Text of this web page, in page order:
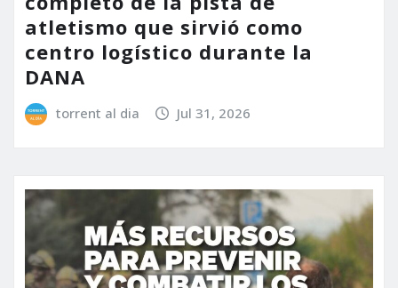
atletismo que sirvió como
centro logístico durante la
DANA
torrent al dia Jul 31, 2026